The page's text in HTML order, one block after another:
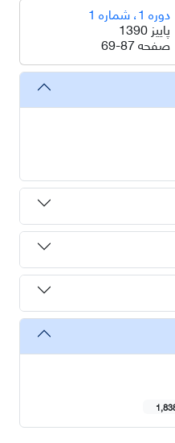
دوره 1، شماره 1
پاییز 1390
صفحه69-87